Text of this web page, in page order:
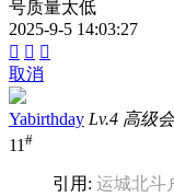
号质量太低
2025-9-5 14:03:27
  
取消
Yabirthday Lv.4 高级
11#
引用: 运城北斗